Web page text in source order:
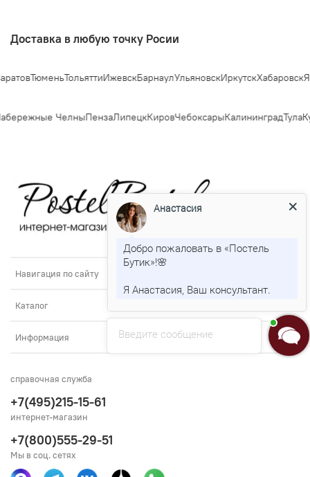
Доставка в любую точку Росии
ТюменьТольяттиИжевскБарнаулУльяновскИркутскХабаровск
ЧелныПензаЛипецкКировЧебоксарыКалининградТула
Навигация по сайту
Каталог
Информация
справочная служба
+7(495)215-15-61
интернет-магазин
+7(800)555-29-51
Мы в соц. сетях
Введите сообщение
Анастасия
Добро пожаловать в «Постель
Бутик»!🌸
Я Анастасия, Ваш консультант.